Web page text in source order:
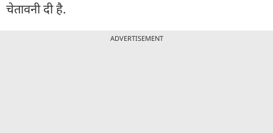
चेतावनी दी है.
ADVERTISEMENT